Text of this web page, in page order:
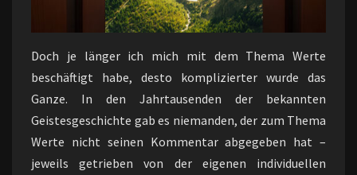
Doch je länger ich mich mit dem Thema Werte
beschäftigt habe, desto komplizierter wurde das
Ganze. In den Jahrtausenden der bekannten
Geistesgeschichte gab es niemanden, der zum Thema
Werte nicht seinen Kommentar abgegeben hat –
jeweils getrieben von der eigenen individuellen